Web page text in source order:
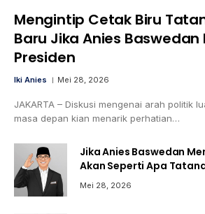
Mengintip Cetak Biru
Baru Jika Anies Baswedan
Presiden
Iki Anies Mei 28, 2026
JAKARTA – Diskusi mengenai arah politik
masa depan kian menarik perhatian…
Jika Anies Baswedan
Akan Seperti Apa
Mei 28, 2026